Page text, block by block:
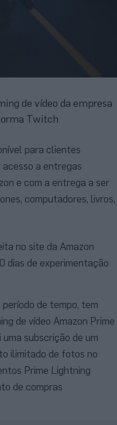
de vídeo da empresa
Twitch
para clientes
a entregas
e com a entrega a ser
computadores, livros,
no site da Amazon
dias de experimentação
de tempo, tem
de vídeo Amazon Prime
subscrição de um
ilimitado de fotos no
Prime Lightning
de compras